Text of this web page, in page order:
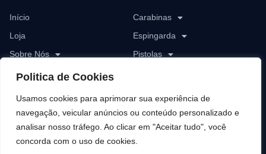
Politica de Cookies
Usamos cookies para aprimorar sua experiência de
navegação, veicular anúncios ou conteúdo personalizado e
analisar nosso tráfego. Ao clicar em "Aceitar tudo", você
concorda com o uso de cookies.
Início
Loja
Sobre Nós
Blog
Carabinas
Espingarda
Pistolas
Munições
Pólvoras